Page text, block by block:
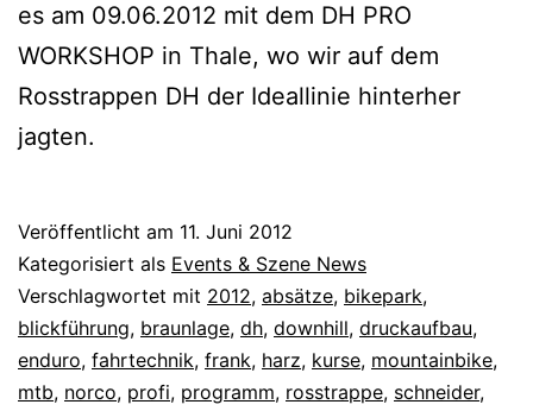
es am 09.06.2012 mit dem DH PRO
WORKSHOP in Thale, wo wir auf dem
Rosstrappen DH der Ideallinie hinterher
jagten.
Veröffentlicht am 11. Juni 2012
Kategorisiert als Events & Szene News
Verschlagwortet mit 2012, absätze, bikepark,
blickführung, braunlage, dh, downhill, druckaufbau,
enduro, fahrtechnik, frank, harz, kurse, mountainbike,
mtb, norco, profi, programm, rosstrappe, schneider,